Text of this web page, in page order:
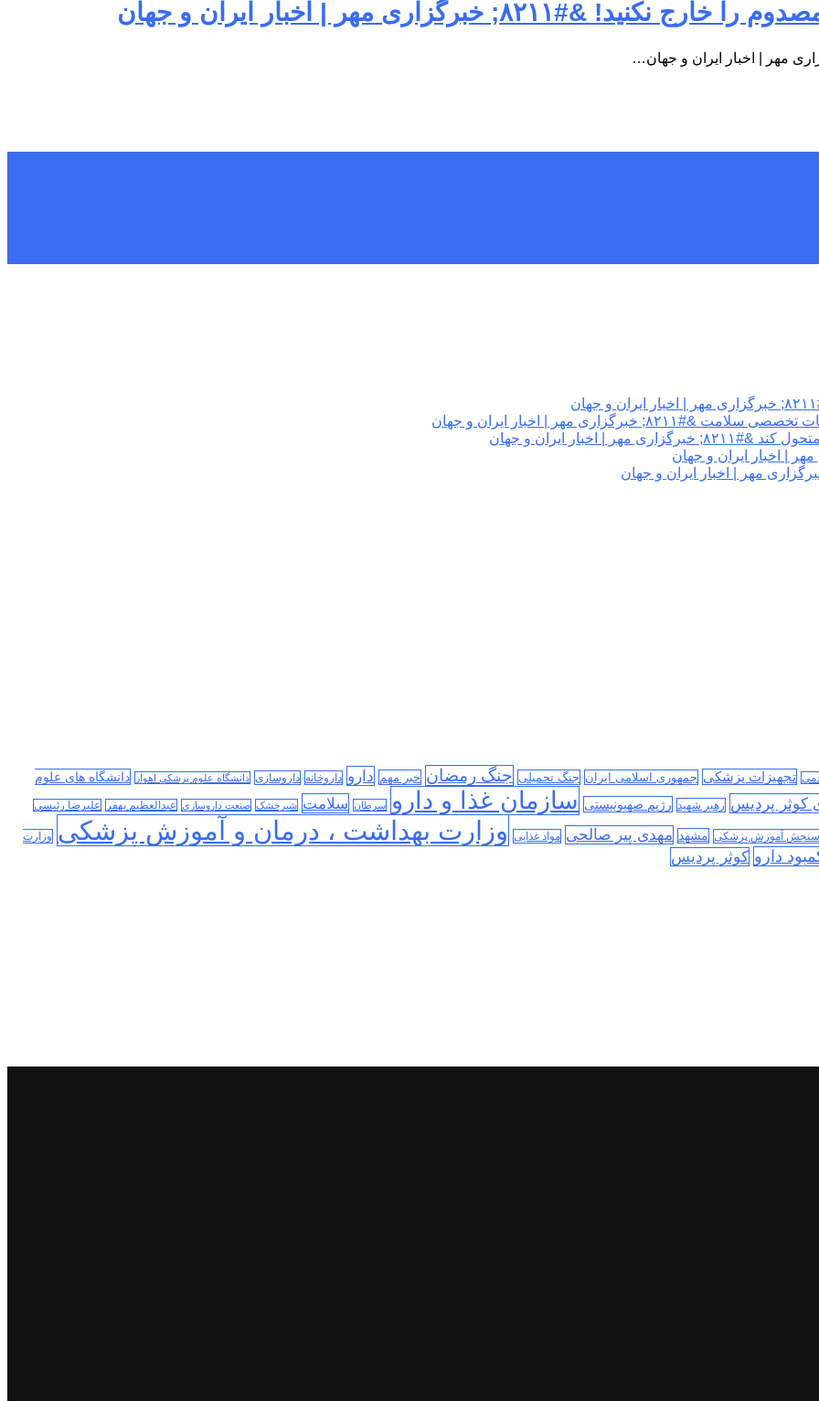
خبرگزاری مهر | اخبار ایران و جهان
مهر | اخبار ایران و جهان…
مهر | اخبار ایران و جهان
اخبار ایران و جهان
تجهیزات پزشکی جمهوری اسلامی ایران جنگ تحمیلی جنگ رمضان خبر مهم دارو داروخانه داروسازی دانشگاه علوم پزشکی اهواز
دانشگاه های علوم
کوثر پردیس رهبر شهید رژیم صهیونیستی سازمان غذا و دارو سرطان سلامت شیرخشک صنعت داروسازی عبدالعظیم بهفر علیرضا رئیسی
سنجش آموزش پزشکی مشهد مهدی پیر صالحی مواد غذایی وزارت بهداشت ، درمان و آموزش پزشکی وزارت
دارو کوثر پردیس